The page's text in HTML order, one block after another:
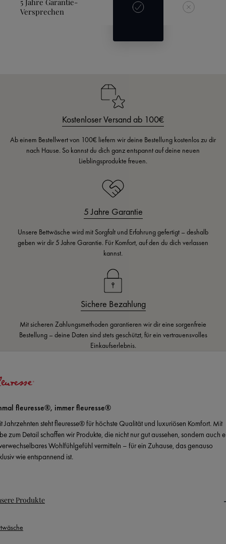
Versprechen
Kostenloser Versand ab 100€
Ab einem Bestellwert von 100€ liefern wir deine Bestellung kostenlos zu dir
nach Hause. So kannst du dich ganz entspannt auf deine neuen
Lieblingsprodukte freuen.
5 Jahre Garantie
Unsere Bettwäsche wird mit Sorgfalt und Erfahrung gefertigt – deshalb
geben wir dir 5 Jahre Garantie. Für Komfort, auf den du dich verlassen
kannst.
Sichere Bezahlung
Mit sicheren Zahlungsmethoden garantieren wir dir eine sorgenfreie
Bestellung – deine Daten sind stets geschützt, für ein vertrauensvolles
Einkaufserlebnis.
fleuresse®, immer fleuresse®
Jahrzehnten steht fleuresse® für höchste Qualität und luxuriösen Komfort. Mit
zum Detail schaffen wir Produkte, die nicht nur gut aussehen, sondern auch
Wohlfühlgefühl vermitteln – für ein Zuhause, das genauso
wie entspannend ist.
Produkte